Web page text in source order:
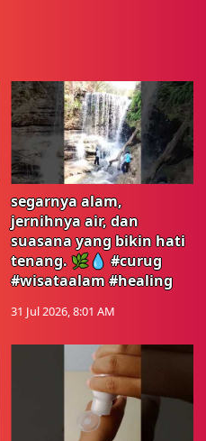
segarnya alam,
jernihnya air, dan
suasana yang bikin hati
tenang. 🌿💧 #curug
#wisataalam #healing
31 Jul 2026, 8:01 AM